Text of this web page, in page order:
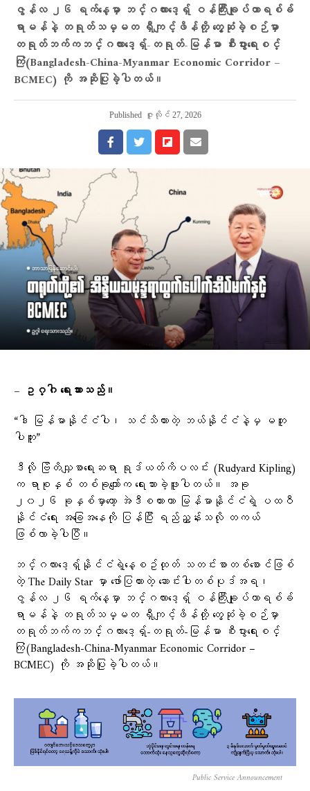
ဇွန်လ ၂၆ ရက်နေ့မှာ ဘင်္ဂလားဒေ့ရှ် ဝန်ကြီးချုပ်တာရစ်ခ်
ရာမန်နဲ့ တရုတ်သမ္မတ ရှီကျင့်ဖိန်တို့ တွေ့ဆုံခဲ့စဉ်မှာ
တရုတ်ဘက်ကဘင်္ဂလားဒေ့ရှ်-တရုတ်-မြန်မာ စီးပွားရေးစင်္
ကြံ(Bangladesh-China-Myanmar Economic Corridor –
BCMEC) ကို အဆိုပြုခဲ့ပါတယ်။
Published ဇူလိုင် 27, 2026
– ဥဂ္ဂါ ရေးသားသည်။
“ဒါ မြန်မာနိုင်ငံပါ၊ သင်သိထားတဲ့ ဘယ်နိုင်ငံနဲ့မှ မတူ
ပါဘူး”
ဒီလို ဗြိတိသျှစာရေးဆရာ ရုဒ်ယတ်ကိပလင်း (Rudyard Kipling)
က ရာစုနှစ် တစ်ခုကျော်က ရေးသားခဲ့ဖူးပါတယ်။ အခု
၂၀၂၆ ခုနှစ်မှာတော့ အဲဒီစကားဟာ မြန်မာနိုင်ငံရဲ့ ပထဝီ
နိုင်ငံရေး အခြေအနေကို ပြန်ပြီး ရည်ညွှန်းသလို တကယ်
ဖြစ်လာခဲ့ပါပြီ။
ဘင်္ဂလားဒေ့ရှ်နိုင်ငံရဲ့နေ့စဥ်ထုတ် သတင်းစာတစ်စောင်ဖြစ်
တဲ့ The Daily Star မှာ ဖော်ပြထားတဲ့ ဆောင်းပါးတစ်ပုဒ်အရ၊
ဇွန်လ ၂၆ ရက်နေ့မှာ ဘင်္ဂလားဒေ့ရှ် ဝန်ကြီးချုပ်တာရစ်ခ်
ရာမန်နဲ့ တရုတ်သမ္မတ ရှီကျင့်ဖိန်တို့ တွေ့ဆုံခဲ့စဉ်မှာ
တရုတ်ဘက်ကဘင်္ဂလားဒေ့ရှ်-တရုတ်-မြန်မာ စီးပွားရေးစင်္
ကြံ(Bangladesh-China-Myanmar Economic Corridor –
BCMEC) ကို အဆိုပြုခဲ့ပါတယ်။
Public Service Announcement